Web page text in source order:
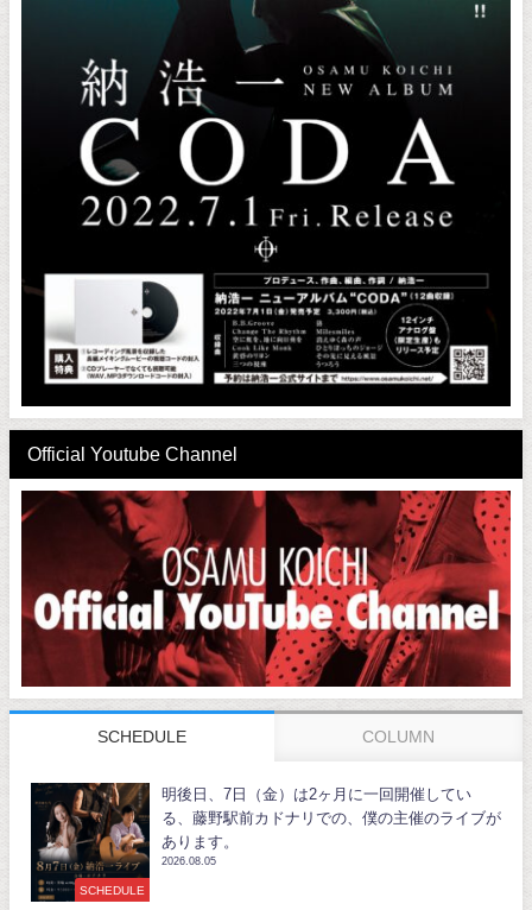
Official Youtube Channel
SCHEDULE COLUMN
SCHEDULE
明後日、7日（金）は2ヶ月に一回開催してい
る、藤野駅前カドナリでの、僕の主催のライブが
あります。
2026.08.05